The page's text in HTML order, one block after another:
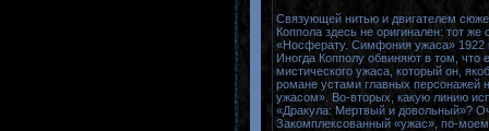
Связующей нитью и двигателем
Коппола здесь не оригинален: тот
«Носферату. Симфония ужаса» 1922
Иногда Копполу обвиняют в том, что
мистического ужаса, который он,
романе устами главных персонажей
ужасом». Во-вторых, какую линию
«Дракула: Мертвый и довольный»?
Закомплексованный «ужас», по-